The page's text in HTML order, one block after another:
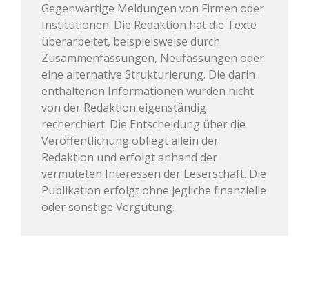
Gegenwärtige Meldungen von Firmen oder
Institutionen. Die Redaktion hat die Texte
überarbeitet, beispielsweise durch
Zusammenfassungen, Neufassungen oder
eine alternative Strukturierung. Die darin
enthaltenen Informationen wurden nicht
von der Redaktion eigenständig
recherchiert. Die Entscheidung über die
Veröffentlichung obliegt allein der
Redaktion und erfolgt anhand der
vermuteten Interessen der Leserschaft. Die
Publikation erfolgt ohne jegliche finanzielle
oder sonstige Vergütung.